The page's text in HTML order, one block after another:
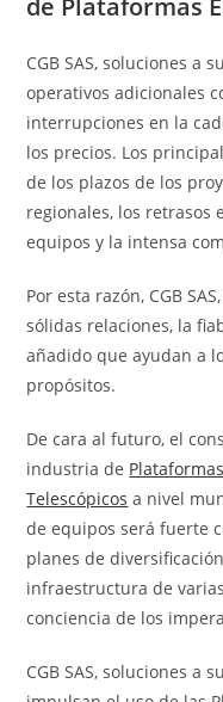
de Plataformas
CGB SAS, soluciones a
operativos adicionales
interrupciones en la
los precios. Los
de los plazos de los
regionales, los retrasos
equipos y la intensa
Por esta razón, CGB
sólidas relaciones, la
añadido que ayudan a
propósitos.
De cara al futuro, el
industria de
Telescópicos a nivel
de equipos será fuerte
planes de
infraestructura de
conciencia de los
CGB SAS, soluciones a